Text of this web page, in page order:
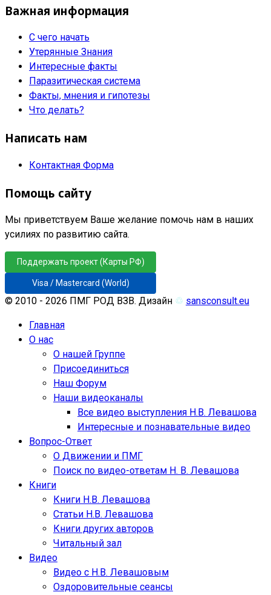
Важная информация
С чего начать
Утерянные Знания
Интересные факты
Паразитическая система
Факты, мнения и гипотезы
Что делать?
Написать нам
Контактная Форма
Помощь сайту
Мы приветствуем Ваше желание помочь нам в наших
усилиях по развитию сайта.
Поддержать проект (Карты РФ)
Visa / Mastercard (World)
© 2010 - 2026 ПМГ РОД ВЗВ. Дизайн ♲ sansconsult.eu
Главная
О нас
О нашей Группе
Присоединиться
Наш Форум
Наши видеоканалы
Все видео выступления Н.В. Левашова
Интересные и познавательные видео
Вопрос-Ответ
О Движении и ПМГ
Поиск по видео-ответам Н. В. Левашова
Книги
Книги Н.В. Левашова
Статьи Н.В. Левашова
Книги других авторов
Читальный зал
Видео
Видео с Н.В. Левашовым
Оздоровительные сеансы